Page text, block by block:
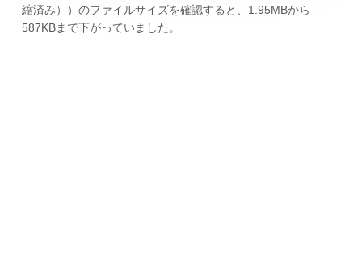
縮済み））のファイルサイズを確認すると、1.95MBから
587KBまで下がっていました。